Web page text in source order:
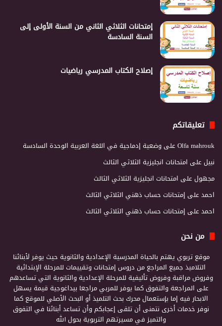
إمتحانات الثلاثي الثاني من السنة الأولى إلى
السنة السادسة
إصلاح الكتاب المدرسي رياضيات
تعليقاتكم
Olfa mahroukعلى وضعية إدماجية في اللغة العربية الوحدة السادسة
نبيلعلى امتحانات انجليزية الثلاثي الثالث
مجهولعلى امتحانات انجليزية الثلاثي الثالث
احمدعلى إمتحانات حساب ذهني الثلاثي الثالث
احمدعلى إمتحانات حساب ذهني الثلاثي الثالث
من نحن
موقع تربوي يهتم بالحياة المدرسية الإعدادية والثانوية حيث يوفر لأبنائنا
التلاميذ جميع المراجع من دروس إمتحانات وتقييمات للمرحلة الإبتدائية
وفروض مراقبة وفروض تأليفية للمرحلة الإعدادية والثانوية التي تساعدهم
على المراجعة والتفوق كما يوفر للمربي مراجعا بيداغوجية قيمة يسهل
الابحار فيه إما بإستعمال محرك بحث التلميذ أو البحث الأصلي للموقع كما
نوفر خدمات أخرى نتمنى أن تلقى إعجابكم وأن تساعد أبنائنا في التفوق
والتميز في مسيرتهم التربوية بحول الله